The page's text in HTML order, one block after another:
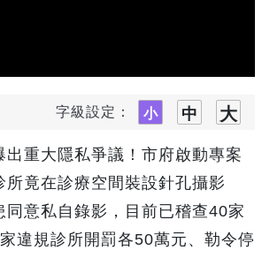
字級設定：
出重大隱私爭議！市府啟動專案
所竟在診療空間裝設針孔攝影
同意私自錄影，目前已稽查40家
家違規診所開罰各50萬元、勒令停